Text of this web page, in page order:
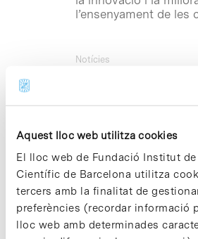
Aquest lloc web utilitza cookies
El lloc web de Fundació Institut de
Científic de Barcelona utilitza
tercers amb la finalitat de
preferències (recordar informació
lloc web amb determinades
l’ensenyament de les
Neix «Tools of
portal europeu de
suport a la
Notícies
Avui s’ha engegat «
primer portal europeu
empreses
de dades online de
instal·lacions i
especialitzats de les
bioregions d’Europa,
oportunitats de